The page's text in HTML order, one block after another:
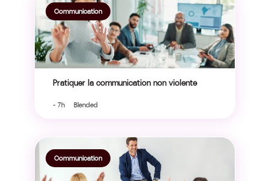
Communication
Pratiquer la communication non violente
- 7h Blended
Communication